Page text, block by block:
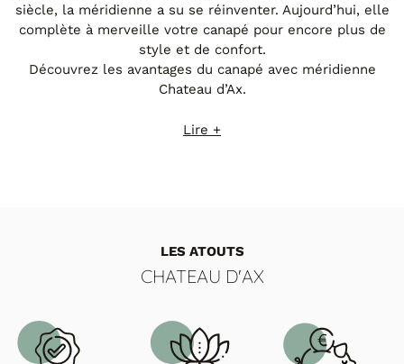
siècle, la méridienne a su se réinventer. Aujourd’hui, elle
complète à merveille votre canapé pour encore plus de
style et de confort.
Découvrez les avantages du canapé avec méridienne
Chateau d’Ax.
Lire +
LES ATOUTS
CHATEAU D'AX